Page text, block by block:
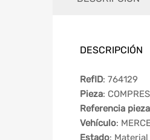
DESCRIPCIÓN
RefID: 764129
Pieza:
Referencia pieza
Vehículo:
Estado: